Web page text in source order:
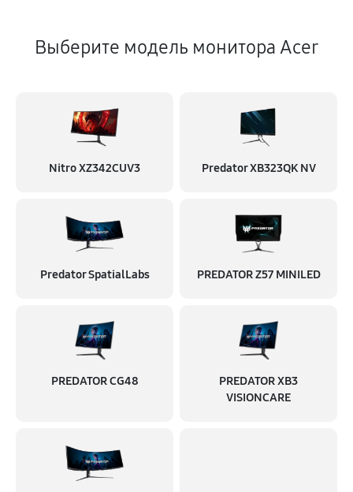
Выберите модель монитора Acer
Nitro XZ342CUV3 Predator XB323QK NV
Predator SpatialLabs PREDATOR Z57 MINILED
PREDATOR CG48
PREDATOR XB3
VISIONCARE